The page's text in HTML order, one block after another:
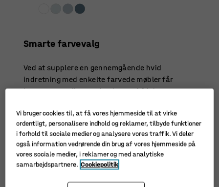
Smarte farvevalg
Ved at supplere en gennemgående hvid
indretning med enkelte farvede møbler får
kontoret et stilrent udtryk – med friske,
signalerer ro og fokus, hvilket gør den til et
fremragende valg som accentfarve, uden at den
dominerer rummet.
Tæt samarbejde i klassiske omgivelser
I et åbent kontorlandskab, hvor teamwork er i
Vi bruger cookies til, at få vores hjemmeside til at virke
ordentligt, personalisere indhold og reklamer, tilbyde funktioner
i forhold til sociale medier og analysere vores traffik. Vi deler
også information vedrørende din brug af vores hjemmeside på
vores sociale medier, i reklamer og med analytiske
samarbejdspartnere. Cookiepolitik